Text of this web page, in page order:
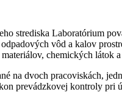
strediska Laboratórium
vôd a kalov
chemických látok
na dvoch pracoviskách,
prevádzkovej kontroly pri